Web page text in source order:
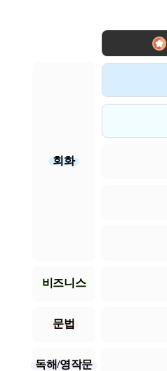
회화
비즈니스
문법
독해/영작문